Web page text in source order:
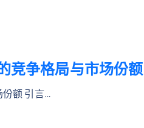
竞争格局与市场份额
额 引言…